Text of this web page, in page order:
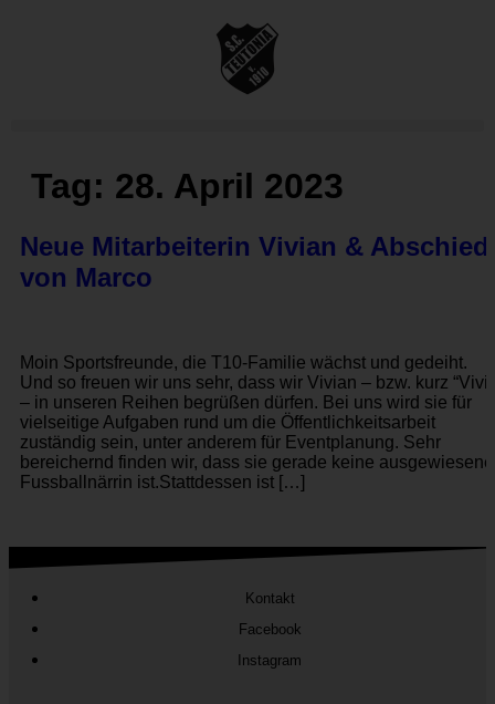
Tag: 28. April 2023
Neue Mitarbeiterin Vivian & Abschied
von Marco
Moin Sportsfreunde, die T10-Familie wächst und gedeiht.
Und so freuen wir uns sehr, dass wir Vivian – bzw. kurz “Vivi“
– in unseren Reihen begrüßen dürfen. Bei uns wird sie für
vielseitige Aufgaben rund um die Öffentlichkeitsarbeit
zuständig sein, unter anderem für Eventplanung. Sehr
bereichernd finden wir, dass sie gerade keine ausgewiesene
Fussballnärrin ist.Stattdessen ist […]
Kontakt
Facebook
Instagram